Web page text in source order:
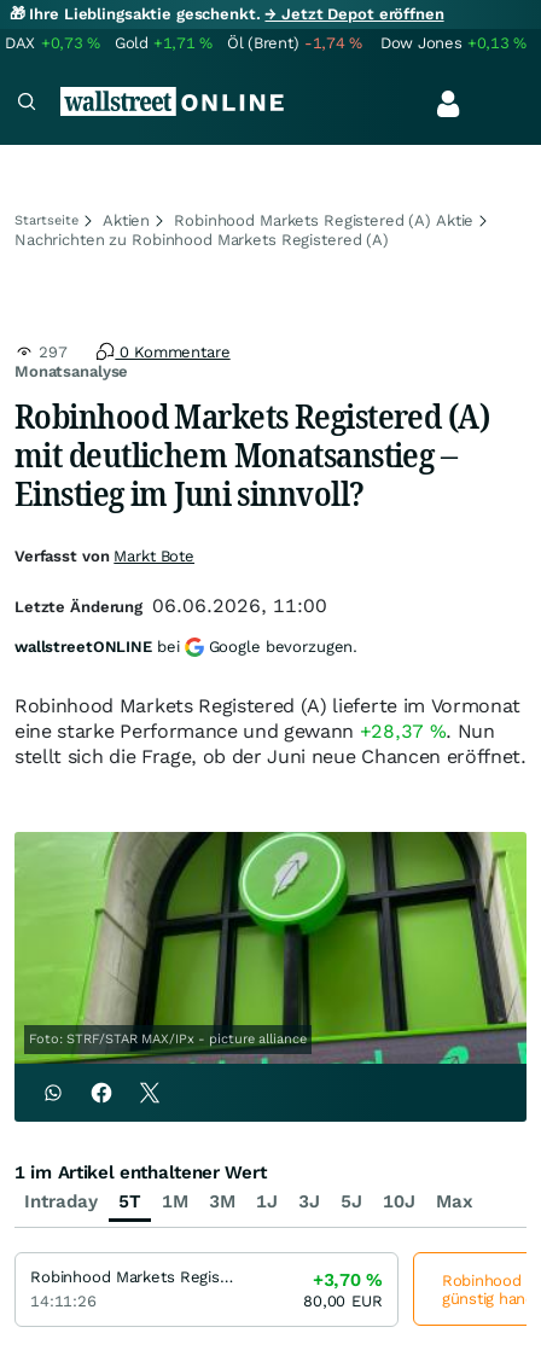
🎁 Ihre Lieblingsaktie geschenkt.→ Jetzt Depot eröffnen
DAX +0,73% Gold +1,71% Öl (Brent) -1,74% Dow Jones +0,13%
Startseite Aktien
Robinhood Markets Registered (A) Aktie
Nachrichten zu Robinhood Markets Registered (A)
Monatsanalyse
297 0 Kommentare
Robinhood Markets Registered (A)
mit deutlichem Monatsanstieg –
Einstieg im Juni sinnvoll?
Robinhood Markets Registered (A) lieferte im Vormonat
eine starke Performance und gewann +28,37 %. Nun
stellt sich die Frage, ob der Juni neue Chancen eröffnet.
Foto: STRF/STAR MAX/IPx - picture alliance
Verfasst von Markt Bote
Letzte Änderung 06.06.2026, 11:00
wallstreetONLINE bei Google bevorzugen.
Intraday 5T 1M 3M 1J 3J 5J 10J Max
1 im Artikel enthaltener Wert
Robinhood Markets Registered (A)
14:11:26
+3,70%
80,00 EUR
Robinhood
günstig